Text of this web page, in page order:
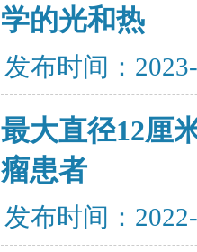
学的光和热
发布时间：
最大直径12厘
瘤患者
发布时间：